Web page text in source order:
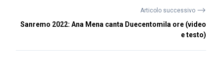
Articolo successivo ⟶
Sanremo 2022: Ana Mena canta Duecentomila ore (video
e testo)